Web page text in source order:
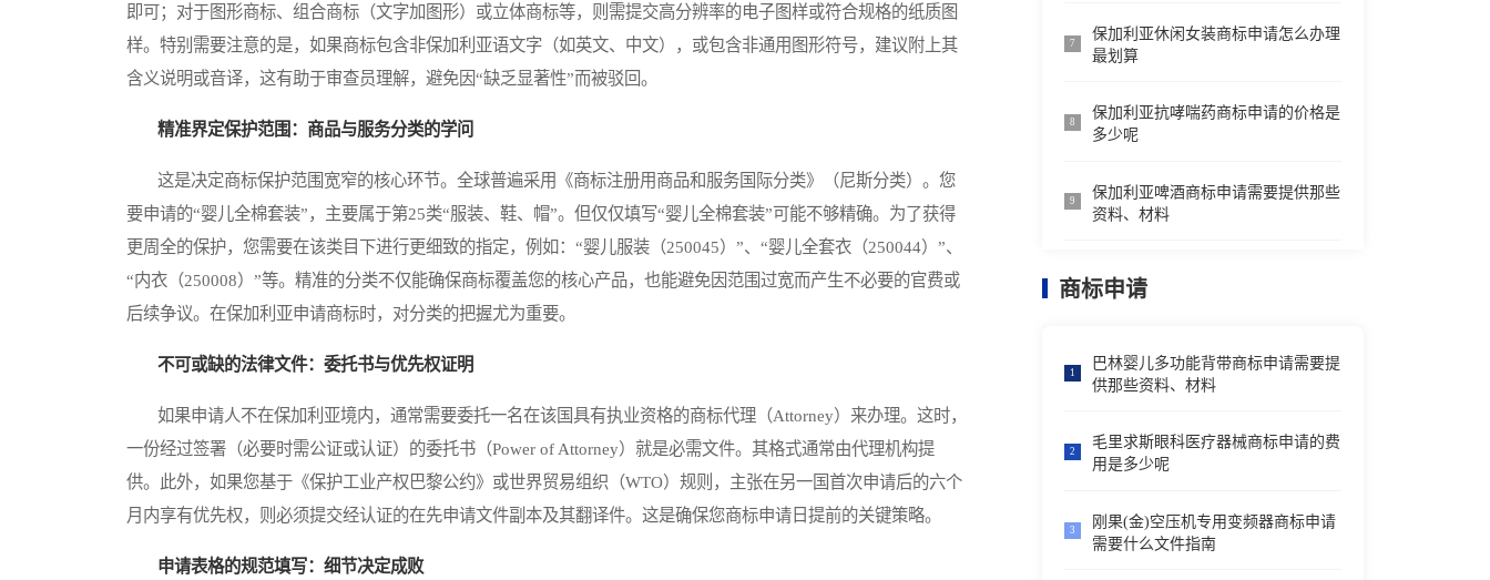
即可；对于图形商标、组合商标（文字加图形）或立体商标等，则需提交高分辨率的电子图样或符合规格的纸质图
样。特别需要注意的是，如果商标包含非保加利亚语文字（如英文、中文），或包含非通用图形符号，建议附上其
含义说明或音译，这有助于审查员理解，避免因“缺乏显著性”而被驳回。
精准界定保护范围：商品与服务分类的学问
这是决定商标保护范围宽窄的核心环节。全球普遍采用《商标注册用商品和服务国际分类》（尼斯分类）。您
要申请的“婴儿全棉套装”，主要属于第25类“服装、鞋、帽”。但仅仅填写“婴儿全棉套装”可能不够精确。为了获得
更周全的保护，您需要在该类目下进行更细致的指定，例如：“婴儿服装（250045）”、“婴儿全套衣（250044）”、
“内衣（250008）”等。精准的分类不仅能确保商标覆盖您的核心产品，也能避免因范围过宽而产生不必要的官费或
后续争议。在保加利亚申请商标时，对分类的把握尤为重要。
不可或缺的法律文件：委托书与优先权证明
如果申请人不在保加利亚境内，通常需要委托一名在该国具有执业资格的商标代理（Attorney）来办理。这时，
一份经过签署（必要时需公证或认证）的委托书（Power of Attorney）就是必需文件。其格式通常由代理机构提
供。此外，如果您基于《保护工业产权巴黎公约》或世界贸易组织（WTO）规则，主张在另一国首次申请后的六个
月内享有优先权，则必须提交经认证的在先申请文件副本及其翻译件。这是确保您商标申请日提前的关键策略。
申请表格的规范填写：细节决定成败
7
保加利亚休闲女装商标申请怎么办理
最划算
8
保加利亚抗哮喘药商标申请的价格是
多少呢
9
保加利亚啤酒商标申请需要提供那些
资料、材料
商标申请
1
巴林婴儿多功能背带商标申请需要提
供那些资料、材料
2
毛里求斯眼科医疗器械商标申请的费
用是多少呢
3
刚果(金)空压机专用变频器商标申请
需要什么文件指南